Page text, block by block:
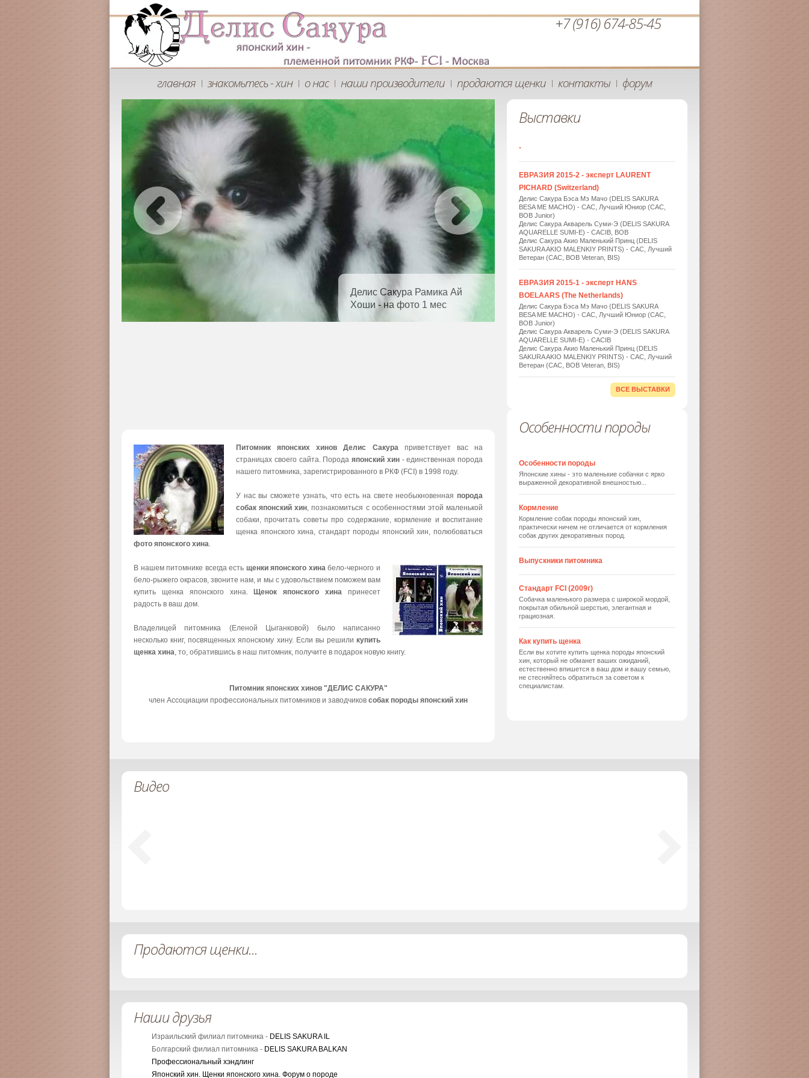
+7 (916) 674-85-45
главная | знакомьтесь - хин | о нас | наши производители | продаются щенки | контакты | форум
Делис Сакура Рамика Ай
Хоши - на фото 1 мес
Выставки
-
ЕВРАЗИЯ 2015-2 - эксперт LAURENT
PICHARD (Switzerland)
Делис Сакура Бэса Мэ Мачо (DELIS SAKURA
BESA ME MACHO) - САС, Лучший Юниор (САС,
BOB Junior)
Делис Сакура Акварель Суми-Э (DELIS SAKURA
AQUARELLE SUMI-E) - САСIB, BOB
Делис Сакура Акио Маленький Принц (DELIS
SAKURA AKIO MALENKIY PRINTS) - САС, Лучший
Ветеран (САС, BOB Veteran, BIS)
ЕВРАЗИЯ 2015-1 - эксперт HANS
BOELAARS (The Netherlands)
Делис Сакура Бэса Мэ Мачо (DELIS SAKURA
BESA ME MACHO) - САС, Лучший Юниор (САС,
BOB Junior)
Делис Сакура Акварель Суми-Э (DELIS SAKURA
AQUARELLE SUMI-E) - САСIB
Делис Сакура Акио Маленький Принц (DELIS
SAKURA AKIO MALENKIY PRINTS) - САС, Лучший
Ветеран (САС, BOB Veteran, BIS)
ВСЕ ВЫСТАВКИ
Питомник японских хинов Делис Сакура приветствует вас на
страницах своего сайта. Порода японский хин- единственная порода
нашего питомника, зарегистрированного в РКФ (FCI) в 1998 году.
У нас вы сможете узнать, что есть на свете необыкновенная порода
собак японский хин, познакомиться с особенностями этой маленькой
собаки, прочитать советы про содержание, кормление и воспитание
щенка японского хина, стандарт породы японский хин, полюбоваться
фото японского хина.
В нашем питомнике всегда есть щенки японского хинабело-черного и
бело-рыжего окрасов, звоните нам, и мы с удовольствием поможем вам
купить щенка японского хина.
Щенок японского хина принесет
радость в ваш дом.
Владелицей питомника (Еленой Цыганковой) было написанно
несколько книг, посвященных японскому хину. Если вы решили купить
щенка хина, то, обратившись в наш питомник, получите в подарок новую книгу.
Питомник японских хинов "ДЕЛИС САКУРА"
член Ассоциации профессиональных питомников и заводчиков собак породы японский хин
Особенности породы
Особенности породы
Японские хины - это маленькие собачки с ярко
выраженной декоративной внешностью...
Кормление
Кормление собак породы японский хин,
практически ничем не отличается от кормления
собак других декоративных пород.
Выпускники питомника
Стандарт FCI (2009г)
Собачка маленького размера с широкой мордой,
покрытая обильной шерстью, элегантная и
грациозная.
Как купить щенка
Если вы хотите купить щенка породы японский
хин, который не обманет ваших ожиданий,
естественно впишется в ваш дом и вашу семью,
не стесняйтесь обратиться за советом к
специалистам.
Видео
Продаются щенки...
Наши друзья
Израильский филиал питомника - DELIS SAKURA IL
Болгарский филиал питомника - DELIS SAKURA BALKAN
Профессиональный хэндлинг
Японский хин. Щенки японского хина. Форум о породе